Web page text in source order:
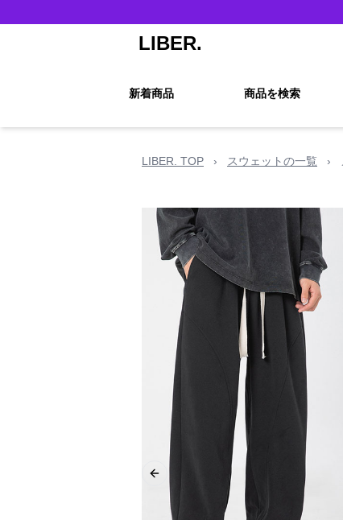
LIBER.
新着商品 商品を検索
LIBER. TOP › スウェットの一覧 ›
Previous slide